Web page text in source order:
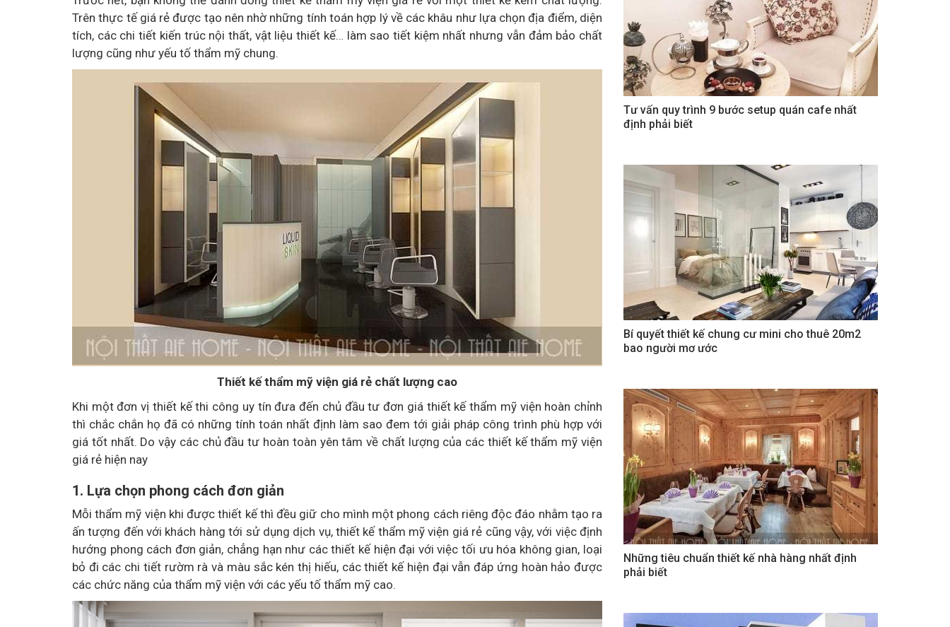
Trên thực tế giá rẻ được tạo nên nhờ những tính toán hợp lý về các khâu như lựa chọn địa điểm, diện
tích, các chi tiết kiến trúc nội thất, vật liệu thiết kế… làm sao tiết kiệm nhất nhưng vẫn đảm bảo chất
lượng cũng như yếu tố thẩm mỹ chung.
Thiết kế thẩm mỹ viện giá rẻ chất lượng cao
Khi một đơn vị thiết kế thi công uy tín đưa đến chủ đầu tư đơn giá thiết kế thẩm mỹ viện hoàn chỉnh
thì chắc chắn họ đã có những tính toán nhất định làm sao đem tới giải pháp công trình phù hợp với
giá tốt nhất. Do vậy các chủ đầu tư hoàn toàn yên tâm về chất lượng của các thiết kế thẩm mỹ viện
giá rẻ hiện nay
1. Lựa chọn phong cách đơn giản
Mỗi thẩm mỹ viện khi được thiết kế thì đều giữ cho mình một phong cách riêng độc đáo nhằm tạo ra
ấn tượng đến với khách hàng tới sử dụng dịch vụ, thiết kế thẩm mỹ viện giá rẻ cũng vậy, với việc định
hướng phong cách đơn giản, chẳng hạn như các thiết kế hiện đại với việc tối ưu hóa không gian, loại
bỏ đi các chi tiết rườm rà và màu sắc kén thị hiếu, các thiết kế hiện đại vẫn đáp ứng hoàn hảo được
các chức năng của thẩm mỹ viện với các yếu tố thẩm mỹ cao.
Tư vấn quy trình 9 bước setup quán cafe nhất
định phải biết
Bí quyết thiết kế chung cư mini cho thuê 20m2
bao người mơ ước
Những tiêu chuẩn thiết kế nhà hàng nhất định
phải biết